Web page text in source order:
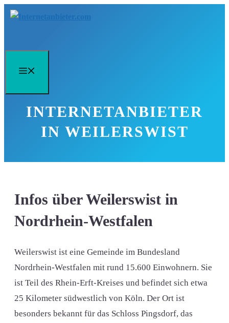
Zum
INTERNETANBIETER
IN WEILERSWIST
Infos über Weilerswist in
Nordrhein-Westfalen
Weilerswist ist eine Gemeinde im Bundesland
Nordrhein-Westfalen mit rund 15.600 Einwohnern. Sie
ist Teil des Rhein-Erft-Kreises und befindet sich etwa
25 Kilometer südwestlich von Köln. Der Ort ist
besonders bekannt für das Schloss Pingsdorf, das